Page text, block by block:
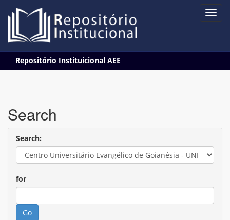
navigation
Repositório Instituicional AEE
Search
Search:
for